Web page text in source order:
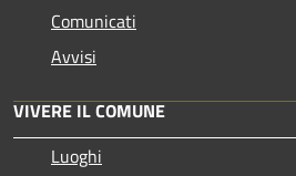
Comunicati
Avvisi
VIVERE IL COMUNE
Luoghi